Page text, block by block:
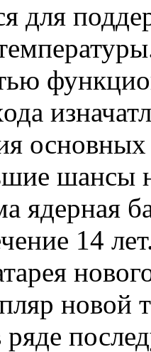
для
шансы
ядерная
14
новой
ряде